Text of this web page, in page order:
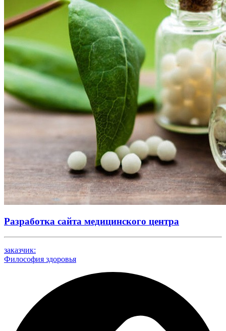
Разработка сайта медицинского центра
заказчик:
Философия здоровья